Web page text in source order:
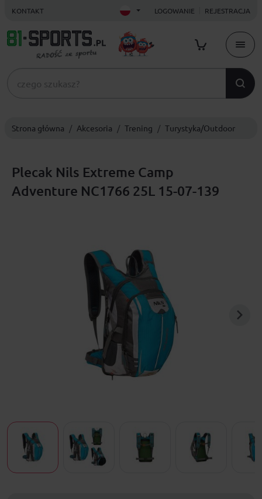
KONTAKT LOGOWANIE REJESTRACJA
Strona główna Akcesoria Trening Turystyka/Outdoor
Plecak Nils Extreme Camp
Adventure NC1766 25L 15-07-139